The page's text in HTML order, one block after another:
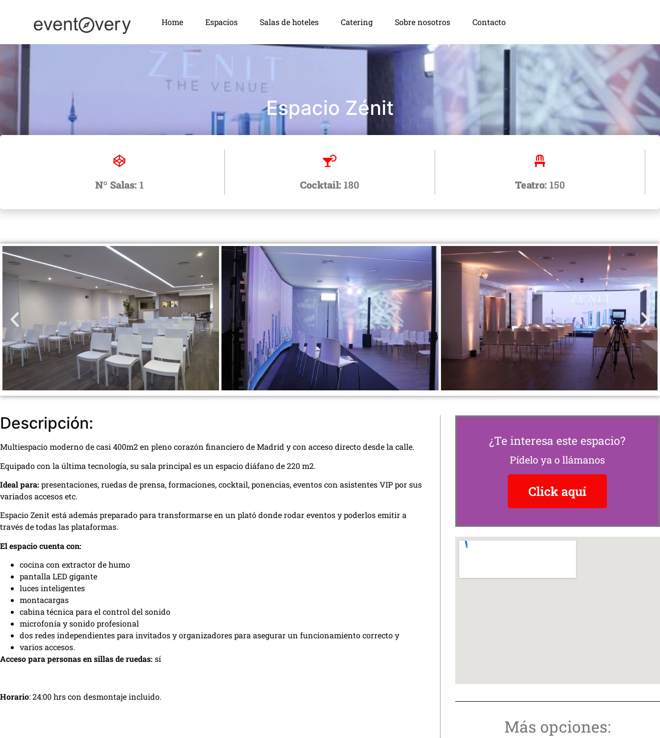
Home Espacios Salas de hoteles Catering Sobre nosotros Contacto
Espacio Zénit
Nº Salas: 1 Cocktail:180 Teatro: 150
Descripción:
Multiespacio moderno de casi 400m2 en pleno corazón financiero de Madrid y con acceso directo desde la calle.
Equipado con la última tecnología, su sala principal es un espacio diáfano de 220 m2.
Ideal para: presentaciones, ruedas de prensa, formaciones, cocktail, ponencias, eventos con asistentes VIP por sus
variados accesos etc.
Espacio Zenit está además preparado para transformarse en un plató donde rodar eventos y poderlos emitir a
través de todas las plataformas.
El espacio cuenta con:
cocina con extractor de humo
pantalla LED gigante
luces inteligentes
montacargas
cabina técnica para el control del sonido
microfonía y sonido profesional
dos redes independientes para invitados y organizadores para asegurar un funcionamiento correcto y
varios accesos.
Acceso para personas en sillas de ruedas: sí
Horario: 24:00 hrs con desmontaje incluido.
¿Te interesa este espacio?
Pídelo ya o llámanos
Click aquí
Más opciones: